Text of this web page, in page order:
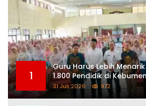
1
Guru Harus Lebih
1.800 Pendidik di
Nasional “How To Be a
31 Juli 2026 972